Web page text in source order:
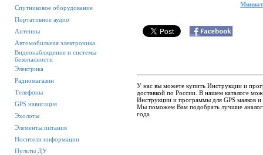
Спутниковое оборудование
Портативное аудио
Антенны
Автомобильная электроника
Видеонаблюдение и системы
безопасности
Электрика
Радиомагазин
Телефоны
GPS навигация
Эхолоты
Элементы питания
Носители информации
Пульты ДУ
У нас вы можете купить Инструкции и
доставкой по России. В нашем каталоге
Инструкции и программы для GPS маяков
Мы поможем Вам подобрать лучшие
года